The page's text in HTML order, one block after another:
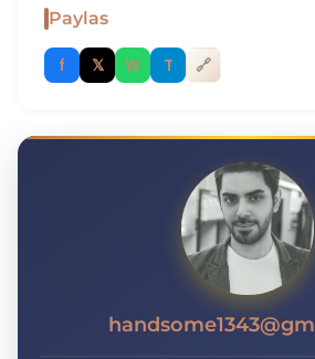
Paylas
f 𝕏 W T 🔗
H